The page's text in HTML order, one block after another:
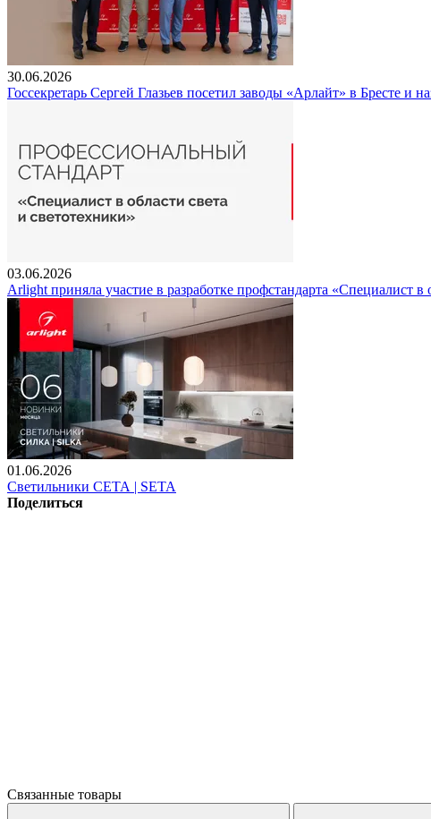
30.06.2026
Госсекретарь Сергей Глазьев посетил заводы «Арлайт» в Бресте и
03.06.2026
Arlight приняла участие в разработке профстандарта «Специалист в
01.06.2026
Светильники СЕТА | SETA
Поделиться
Связанные товары